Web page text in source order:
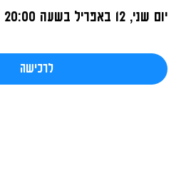
יום שני, 12 באפריל בשעה 20:00
לרכישה